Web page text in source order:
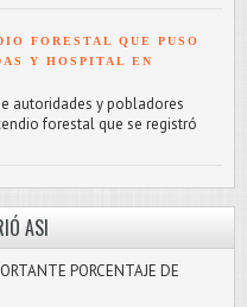
FORESTAL QUE PUSO
Y HOSPITAL EN
autoridades y pobladores
forestal que se registró
ASI
PORCENTAJE DE